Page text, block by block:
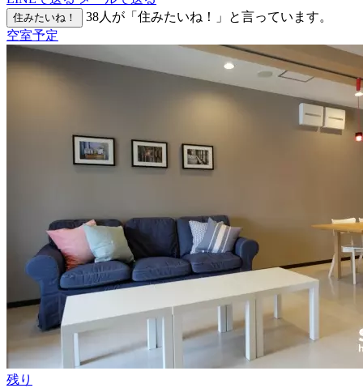
住みたいね！ 38人が「住みたいね！」と言っています。
空室予定
残り